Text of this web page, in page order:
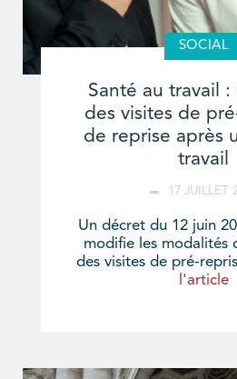
SOCIAL
Santé au travail :
des visites de
de reprise après
travail
17 JUILLET
Un décret du 12 juin
modifie les modalités
des visites de pré-
l'article